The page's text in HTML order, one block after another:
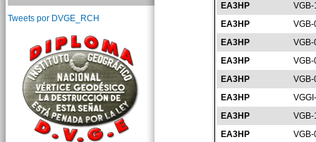
EA3HP
EA3HP
EA3HP
EA3HP
EA3HP
EA3HP
EA3HP
EA3HP
Tweets por DVGE_RCH